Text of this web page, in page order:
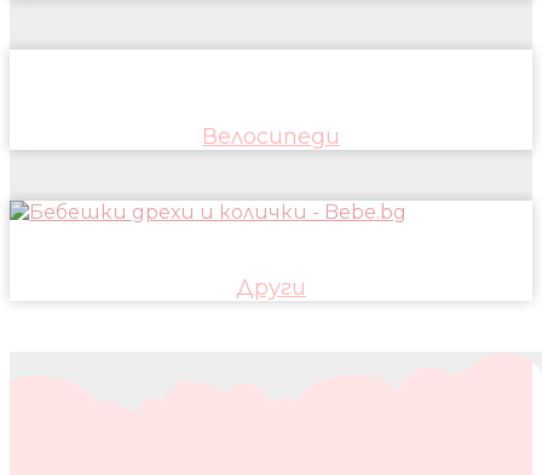
Велосипеди
Други